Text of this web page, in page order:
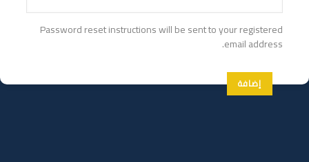
Password reset instructions will be sent to your registered
email address.